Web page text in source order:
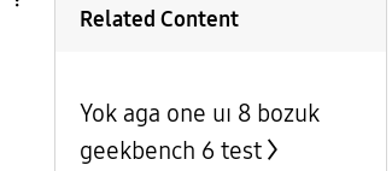
Related Content
Yok aga one uı 8 bozuk
geekbench 6 test